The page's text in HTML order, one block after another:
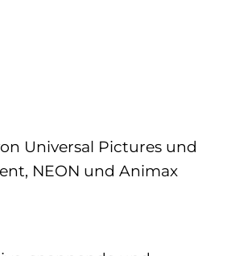
Universal Pictures und
NEON und Animax